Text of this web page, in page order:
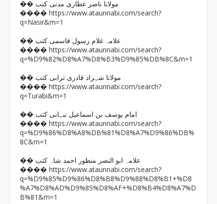
�� مولانا ناصر عطاری مدنی کتب
���� https://www.ataunnabi.com/search?
q=Nasir&m=1
�� علامہ غلام رسول قاسمی کتب
���� https://www.ataunnabi.com/search?
q=%D9%82%D8%A7%D8%B3%D9%85%DB%8C&m=1
�� مولانا شہزاد قادری ترابی کتب
���� https://www.ataunnabi.com/search?
q=Turabi&m=1
�� امام یوسف بن اسماعیل نبہانی کتب
���� https://www.ataunnabi.com/search?
q=%D9%86%D8%A8%DB%81%D8%A7%D9%86%DB%
8C&m=1
�� علامہ ابو النصر منظور احمد شاہ کتب
���� https://www.ataunnabi.com/search?
q=%D9%85%D9%86%D8%B8%D9%88%D8%B1+%D8
%A7%D8%AD%D9%85%D8%AF+%D8%B4%D8%A7%D
B%81&m=1